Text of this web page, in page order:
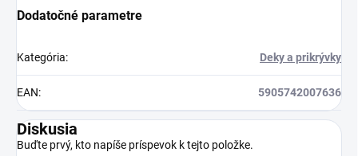
Dodatočné parametre
Kategória: Deky a prikrývky
EAN: 5905742007636
Diskusia
Buďte prvý, kto napíše príspevok k tejto položke.